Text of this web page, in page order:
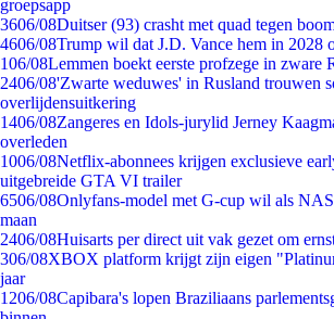
groepsapp
3606/08Duitser (93) crasht met quad tegen
4606/08Trump wil dat J.D. Vance hem in 2028
106/08Lemmen boekt eerste profzege in zware
2406/08'Zwarte weduwes' in Rusland trouwen
overlijdensuitkering
1406/08Zangeres en Idols-jurylid Jerney
overleden
1006/08Netflix-abonnees krijgen exclusieve
uitgebreide GTA VI trailer
6506/08Onlyfans-model met G-cup wil als
maan
2406/08Huisarts per direct uit vak gezet om
306/08XBOX platform krijgt zijn eigen
jaar
1206/08Capibara's lopen Braziliaans